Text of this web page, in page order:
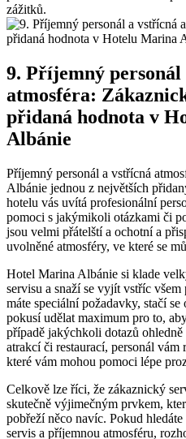
zážitků.
9. Příjemný ⁤personál
atmosféra:
přidaná hodnota v
‌Albánie
Příjemný ⁣personál a vstřícná
Albánie jednou z největších
⁤hotelu⁣ vás ‌uvítá ‍profesionální
pomoci s jakýmikoli otázkami či​
jsou​ velmi přátelští a⁣ ochotní a
uvolněné⁣ atmosféry, ve které se
Hotel Marina ⁣Albánie si klade
servisu a ⁢snaží se vyjít vstříc⁣
máte speciální požadavky, ‍stačí se⁤
pokusí udělat maximum pro ⁤to,
případě ‍jakýchkoli ​dotazů
atrakcí ⁣či restaurací, personál
které vám mohou pomoci‍ lépe
Celkově lze říci, že zákaznický
⁤skutečně výjimečným⁣ prvkem,​
pobřeží něco navíc.⁢ Pokud
servis a příjemnou​ atmosféru,